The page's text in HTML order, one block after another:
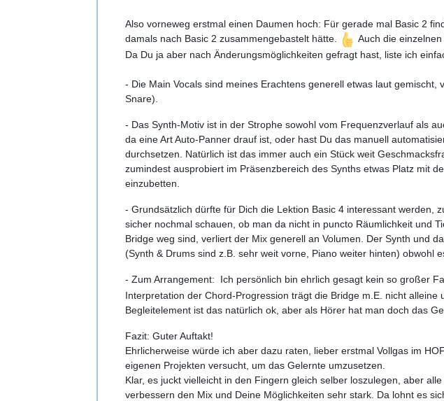
Also vorneweg erstmal einen Daumen hoch: Für gerade mal Basic 2
damals nach Basic 2 zusammengebastelt hätte.
Auch die
Da Du ja aber nach Änderungsmöglichkeiten gefragt hast, liste ich
- Die Main Vocals sind meines Erachtens generell etwas laut
Snare).
- Das Synth-Motiv ist in der Strophe sowohl vom Frequenzverlauf als
da eine Art Auto-Panner drauf ist, oder hast Du das manuell
durchsetzen. Natürlich ist das immer auch ein Stück weit
zumindest ausprobiert im Präsenzbereich des Synths etwas Platz mit
einzubetten.
- Grundsätzlich dürfte für Dich die Lektion Basic 4 interessant werden,
sicher nochmal schauen, ob man da nicht in puncto Räumlichkeit und
Bridge weg sind, verliert der Mix generell an Volumen. Der Synth und
(Synth & Drums sind z.B. sehr weit vorne, Piano weiter hinten) obwohl
- Zum Arrangement: Ich persönlich bin ehrlich gesagt kein so großer
Interpretation der Chord-Progression trägt die Bridge m.E. nicht
Begleitelement ist das natürlich ok, aber als Hörer hat man doch das
Fazit: Guter Auftakt!
Ehrlicherweise würde ich aber dazu raten, lieber erstmal Vollgas im
eigenen Projekten versucht, um das Gelernte umzusetzen.
Klar, es juckt vielleicht in den Fingern gleich selber loszulegen, aber
verbessern den Mix und Deine Möglichkeiten sehr stark. Da lohnt es